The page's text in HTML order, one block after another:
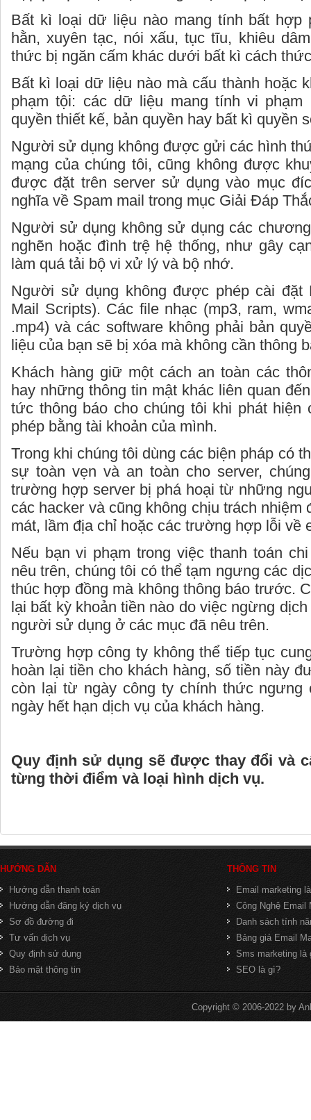
Bất kì loại dữ liệu nào mang tính bất hợp
hằn, xuyên tạc, nói xấu, tục tĩu, khiêu
thức bị ngăn cấm khác dưới bất kì cách
Bất kì loại dữ liệu nào mà cấu thành hoặc
phạm tội: các dữ liệu mang tính vi phạm
quyền thiết kế, bản quyền hay bất kì quyền
Người sử dụng không được gửi các hình
mạng của chúng tôi, cũng không được
được đặt trên server sử dụng vào mục
nghĩa về Spam mail trong mục Giải Đáp
Người sử dụng không sử dụng các
nghẽn hoặc đình trệ hệ thống, như gây
làm quá tải bộ vi xử lý và bộ nhớ.
Người sử dụng không được phép cài đặt
Mail Scripts). Các file nhạc (mp3, ram,
.mp4) và các software không phải bản
liệu của bạn sẽ bị xóa mà không cần thông
Khách hàng giữ một cách an toàn các
hay những thông tin mật khác liên quan
tức thông báo cho chúng tôi khi phát hiện
phép bằng tài khoản của mình.
Trong khi chúng tôi dùng các biện pháp có
sự toàn vẹn và an toàn cho server,
trường hợp server bị phá hoại từ những
các hacker và cũng không chịu trách
mát, lầm địa chỉ hoặc các trường hợp lỗi về
Nếu bạn vi phạm trong việc thanh toán
nêu trên, chúng tôi có thể tạm ngưng các
thúc hợp đồng mà không thông báo trước.
lại bất kỳ khoản tiền nào do việc ngừng
người sử dụng ở các mục đã nêu trên.
Trường hợp công ty không thể tiếp tục
hoàn lại tiền cho khách hàng, số tiền này
còn lại từ ngày công ty chính thức ngưng
ngày hết hạn dịch vụ của khách hàng.
Quy định sử dụng sẽ được thay đổi và
từng thời điểm và loại hình dịch vụ.
HƯỚNG DẪN
Hướng dẫn thanh toán
Hướng dẫn đăng ký dịch vụ
Sơ đồ đường đi
Tư vấn dịch vụ
Quy định sử dụng
Bảo mật thông tin
THÔNG TIN
Email marketing
Công Nghệ Email
Danh sách tính
Bảng giá Email
Sms marketing là
SEO là gì?
Copyright © 2006-2022 by